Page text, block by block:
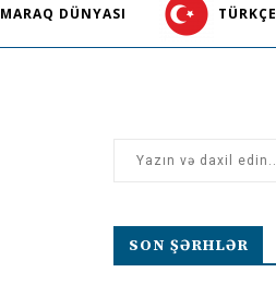
MARAQ DÜNYASI TÜRKÇE
SON ŞƏRHLƏR